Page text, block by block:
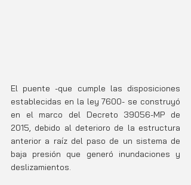
El puente -que cumple las disposiciones
establecidas en la ley 7600- se construyó
en el marco del Decreto 39056-MP de
2015, debido al deterioro de la estructura
anterior a raíz del paso de un sistema de
baja presión que generó inundaciones y
deslizamientos.